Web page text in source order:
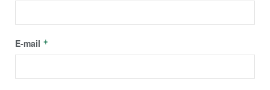
E-mail *